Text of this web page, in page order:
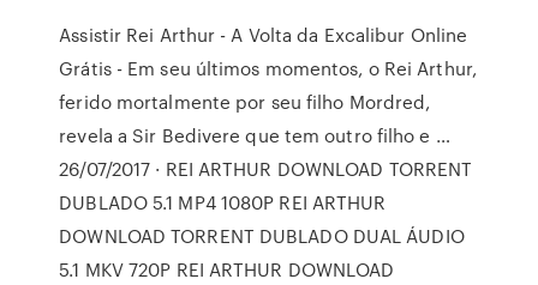
Assistir Rei Arthur - A Volta da Excalibur Online
Grátis - Em seu últimos momentos, o Rei Arthur,
ferido mortalmente por seu filho Mordred,
revela a Sir Bedivere que tem outro filho e …
26/07/2017 · REI ARTHUR DOWNLOAD TORRENT
DUBLADO 5.1 MP4 1080P REI ARTHUR
DOWNLOAD TORRENT DUBLADO DUAL ÁUDIO
5.1 MKV 720P REI ARTHUR DOWNLOAD